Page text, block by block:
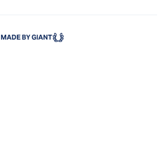
MADE BY GIANT